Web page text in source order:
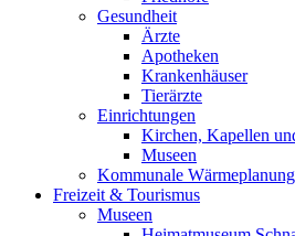
Gesundheit
Ärzte
Apotheken
Krankenhäuser
Tierärzte
Einrichtungen
Kirchen, Kapellen
Museen
Kommunale Wärmeplanung
Freizeit & Tourismus
Museen